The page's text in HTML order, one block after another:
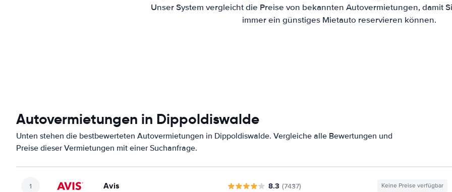
Unser System vergleicht die Preise von bekannten Autovermietungen, damit
immer ein günstiges Mietauto reservieren können.
Autovermietungen in Dippoldiswalde
Unten stehen die bestbewerteten Autovermietungen in Dippoldiswalde. Vergleiche alle Bewertungen und
Preise dieser Vermietungen mit einer Suchanfrage.
Avis 8.3 (7437) Keine Preise verfügbar